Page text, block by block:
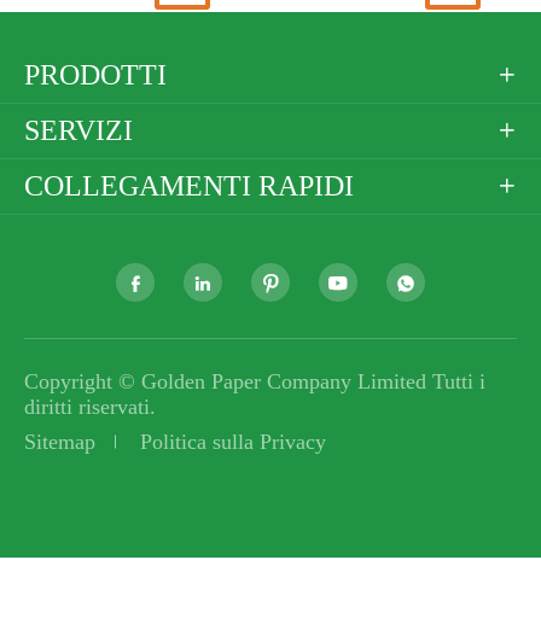
PRODOTTI 
SERVIZI 
COLLEGAMENTI RAPIDI 
    
Copyright © Golden Paper Company Limited Tutti i
diritti riservati.
Sitemap
Politica sulla Privacy